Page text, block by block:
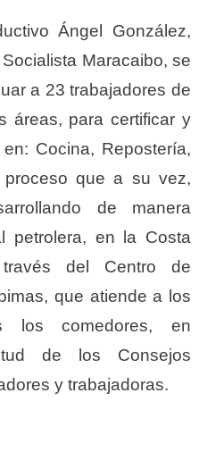
Ángel González,
Maracaibo, se
a 23 trabajadores de
áreas, para certificar y
Cocina, Repostería,
proceso que a su vez,
de manera
petrolera, en la Costa
del Centro de
que atiende a los
los comedores, en
de los Consejos
y trabajadoras.